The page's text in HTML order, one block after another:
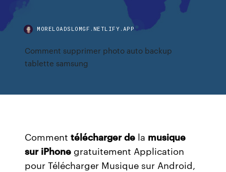
MORELOADSLOMGF.NETLIFY.APP
Comment supprimer photo auto backup
tablette samsung
Commenttélécharger de la musique
sur iPhone gratuitement Application
pour Télécharger Musique sur Android,